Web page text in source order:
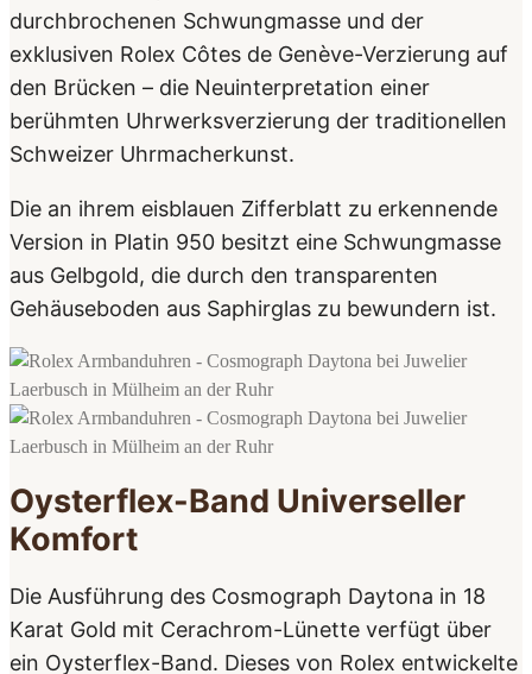
durchbrochenen Schwungmasse und der
exklusiven Rolex Côtes de Genève-Verzierung auf
den Brücken – die Neuinterpretation einer
berühmten Uhrwerksverzierung der traditionellen
Schweizer Uhrmacherkunst.
Die an ihrem eisblauen Zifferblatt zu erkennende
Version in Platin 950 besitzt eine Schwungmasse
aus Gelbgold, die durch den transparenten
Gehäuseboden aus Saphirglas zu bewundern ist.
Oysterflex-Band Universeller
Komfort
Die Ausführung des Cosmograph Daytona in 18
Karat Gold mit Cerachrom-Lünette verfügt über
ein Oysterflex-Band. Dieses von Rolex entwickelte